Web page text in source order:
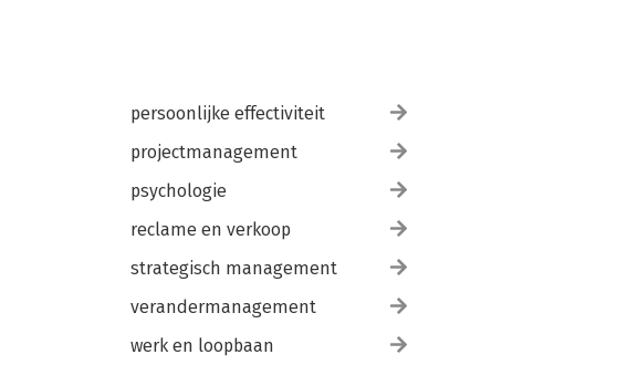
persoonlijke effectiviteit
projectmanagement
psychologie
reclame en verkoop
strategisch management
verandermanagement
werk en loopbaan